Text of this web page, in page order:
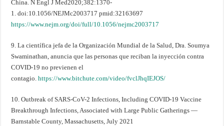
China. N Engl J Med2020;382:1370-
1. doi:10.1056/NEJMc2003717 pmid:32163697
https://www.nejm.org/doi/full/10.1056/nejmc2003717
9. La científica jefa de la Organización Mundial de la Salud, Dra. Soumya
Swaminathan, anuncia que las personas que reciban la inyección contra
COVID-19 no previenen el
contagio.https://www.bitchute.com/video/fvclJhqIEJOS/
10. Outbreak of SARS-CoV-2 Infections, Including COVID-19 Vaccine
Breakthrough Infections, Associated with Large Public Gatherings —
Barnstable County, Massachusetts, July 2021